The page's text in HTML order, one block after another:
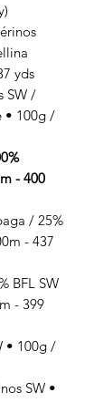
yds
SW /
• 100g /
- 400
/ 25%
- 437
BFL SW
- 399
• 100g /
SW •